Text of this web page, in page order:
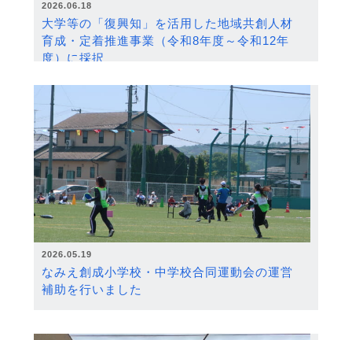
2026.06.18
大学等の「復興知」を活用した地域共創人材
育成・定着推進事業（令和8年度～令和12年
度）に採択
2026.05.19
なみえ創成小学校・中学校合同運動会の運営
補助を行いました